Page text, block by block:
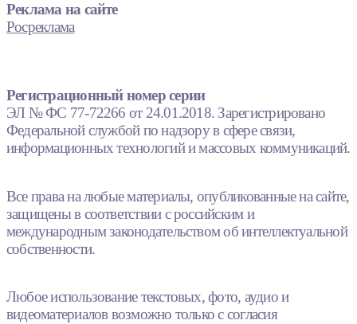
Реклама на сайте
Росреклама
Регистрационный номер серии
ЭЛ № ФС 77-72266 от 24.01.2018. Зарегистрировано
Федеральной службой по надзору в сфере связи,
информационных технологий и массовых коммуникаций.
Все права на любые материалы, опубликованные на сайте,
защищены в соответствии с российским и
международным законодательством об интеллектуальной
собственности.
Любое использование текстовых, фото, аудио и
видеоматериалов возможно только с согласия